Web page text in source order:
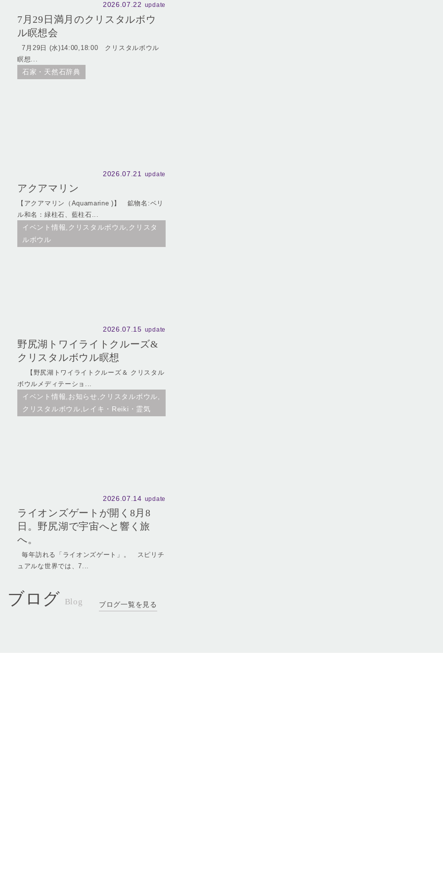
ブログ Blog
2026.07.22 update
7月29日満月のクリスタルボウ
ル瞑想会
7月29日 (水)14:00,18:00 クリスタルボウル
瞑想...
石家・天然石辞典
2026.07.21 update
アクアマリン
【アクアマリン（Aquamarine )】 鉱物名:ベリ
ル和名：緑柱石、藍柱石...
イベント情報,クリスタルボウル,クリスタ
ルボウル
2026.07.15 update
野尻湖トワイライトクルーズ&
クリスタルボウル瞑想
【野尻湖トワイライトクルーズ＆ クリスタル
ボウルメディテーショ...
イベント情報,お知らせ,クリスタルボウル,
クリスタルボウル,レイキ・Reiki・霊気
2026.07.14 update
ライオンズゲートが開く8月8
日。野尻湖で宇宙へと響く旅
へ。
毎年訪れる「ライオンズゲート」。 スピリチ
ュアルな世界では、7...
ブログ一覧を見る